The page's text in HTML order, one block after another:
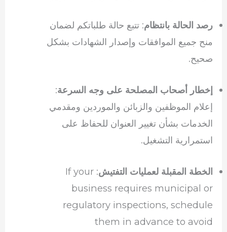
رصد الحالة بانتظام: تتبع حالة طلباتكم لضمان
منح جميع الموافقات وإصدار الشهادات بشكل
صحيح.
إخطار أصحاب المصلحة على وجه السرعة:
إعلام الموظفين والزبائن والموردين ومقدمي
الخدمات بشأن تغيير العنوان للحفاظ على
استمرارية التشغيل.
الخطة المقبلة لعمليات التفتيش : If your
business requires municipal or
regulatory inspections, schedule
them in advance to avoid